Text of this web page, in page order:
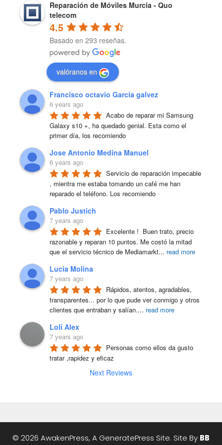
Reparación de Móviles Murcia - Quo
telecom
4.5
Basado en 293 reseñas.
valóranos en
Francisco octavio Garcia galvez
6 years ago
Acabo de reparar mi Samsung
Galaxy s10 +, ha quedado genial. Esta como el
primer día, los recomiendo
Jose Antonio Medina Manuel
6 years ago
Servicio de reparación impecable
, mientra me estaba tomando un café me han
reparado el teléfono. Los recomiendo
Pablo Justich
7 years ago
Excelente !  Buen trato, precio
razonable y reparan 10 puntos. Me costó la mitad
que el servicio técnico de Mediamarkt... read more
Lucia Molina
7 years ago
Rápidos, atentos, agradables,
transparentes... por lo que pude ver conmigo y otros
clientes que entraban y salían.... read more
Loli Alex
7 years ago
Personas como ellos da gusto
tratar ,rapidez y eficaz
Next Reviews
© 2026 AwakenPress, A GeneratePress Site. Site By BB